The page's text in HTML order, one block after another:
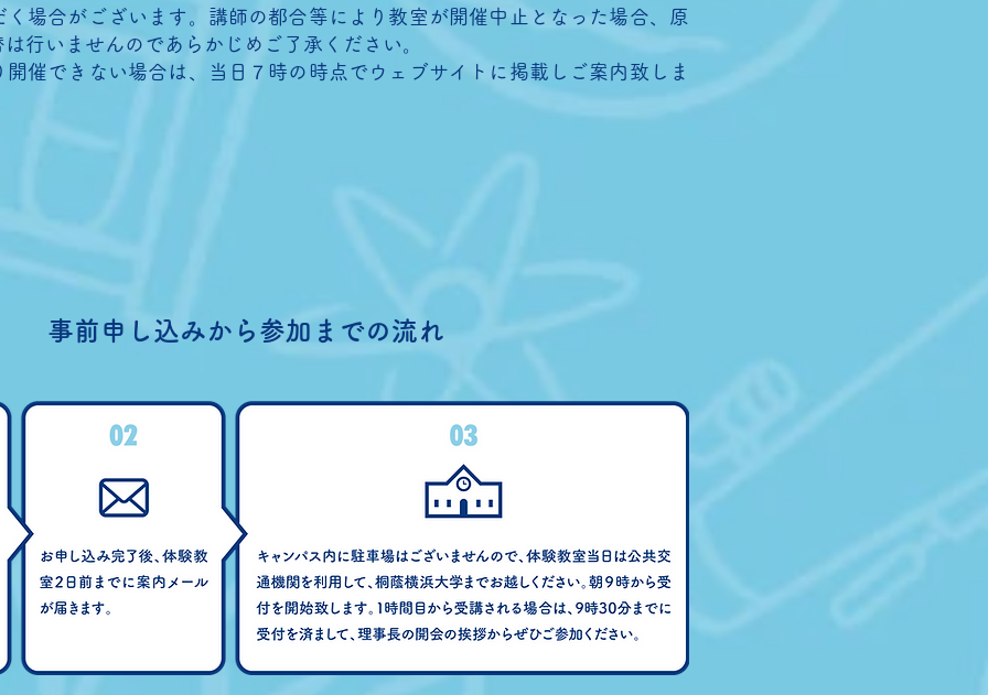
場合がございます。講師の都合等により教室が開催中止となった場合、原
行いませんのであらかじめご了承ください。
催できない場合は、当日７時の時点でウェブサイトに掲載しご案内致しま
事前申し込みから参加までの流れ